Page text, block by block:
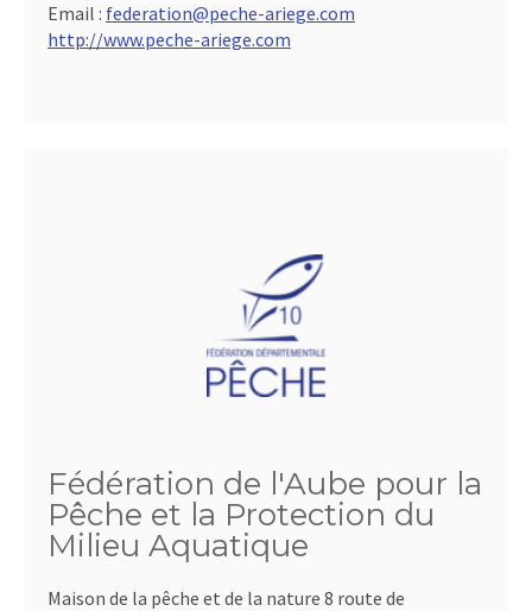
Email : federation@peche-ariege.com
http://www.peche-ariege.com
Fédération de l'Aube pour la
Pêche et la Protection du
Milieu Aquatique
Maison de la pêche et de la nature 8 route de